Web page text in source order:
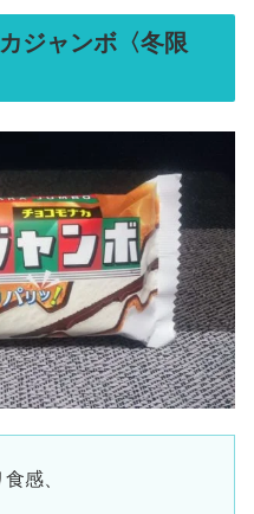
ジャンボ〈冬限
感、